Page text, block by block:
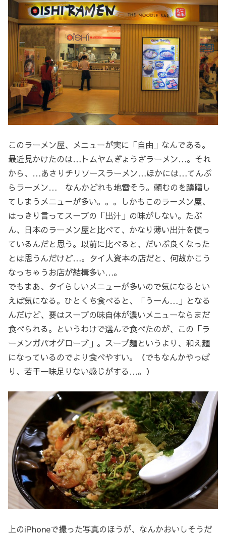
このラーメン屋、メニューが実に「自由」なんである。
最近見かけたのは…トムヤムぎょうざラーメン…。それ
から、…あさりチリソースラーメン…ほかには…てんぷ
らラーメン… なんかどれも地雷そう。頼むのを躊躇し
てしまうメニューが多い。。。しかもこのラーメン屋、
はっきり言ってスープの「出汁」の味がしない。たぶ
ん、日本のラーメン屋と比べて、かなり薄い出汁を使っ
ているんだと思う。以前に比べると、だいぶ良くなった
とは思うんだけど…。タイ人資本の店だと、何故かこう
なっちゃうお店が結構多い…。
でもまあ、タイらしいメニューが多いので気になるとい
えば気になる。ひとくち食べると、「うーん…」となる
んだけど、要はスープの味自体が濃いメニューならまだ
食べられる。というわけで選んで食べたのが、この「ラ
ーメンガパオグローブ」。スープ麺というより、和え麺
になっているのでより食べやすい。（でもなんかやっぱ
り、若干一味足りない感じがする…。）
上のiPhoneで撮った写真のほうが、なんかおいしそうだ